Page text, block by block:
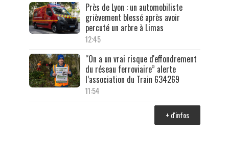
Près de Lyon : un automobiliste
grièvement blessé après avoir
percuté un arbre à Limas
12:45
“On a un vrai risque d'effondrement
du réseau ferroviaire” alerte
l’association du Train 634269
11:54
+ d'infos